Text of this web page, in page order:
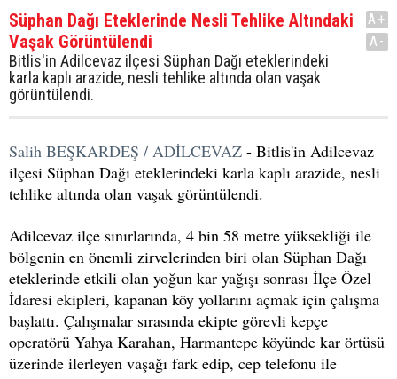
Süphan Dağı Eteklerinde Nesli Tehlike Altındaki
Vaşak Görüntülendi
Bitlis'in Adilcevaz ilçesi Süphan Dağı eteklerindeki
karla kaplı arazide, nesli tehlike altında olan vaşak
görüntülendi.
A+
A-
Salih BEŞKARDEŞ / ADİLCEVAZ - Bitlis'in Adilcevaz
ilçesi Süphan Dağı eteklerindeki karla kaplı arazide, nesli
tehlike altında olan vaşak görüntülendi.
Adilcevaz ilçe sınırlarında, 4 bin 58 metre yüksekliği ile
bölgenin en önemli zirvelerinden biri olan Süphan Dağı
eteklerinde etkili olan yoğun kar yağışı sonrası İlçe Özel
İdaresi ekipleri, kapanan köy yollarını açmak için çalışma
başlattı. Çalışmalar sırasında ekipte görevli kepçe
operatörü Yahya Karahan, Harmantepe köyünde kar örtüsü
üzerinde ilerleyen vaşağı fark edip, cep telefonu ile